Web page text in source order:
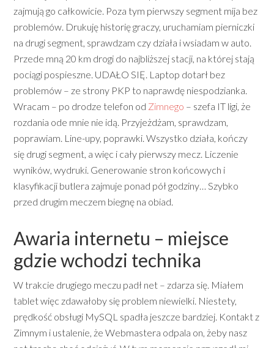
zajmują go całkowicie. Poza tym pierwszy segment mija bez
problemów. Drukuję historię graczy, uruchamiam pierniczki
na drugi segment, sprawdzam czy działa i wsiadam w auto.
Przede mną 20 km drogi do najbliższej stacji, na której stają
pociągi pospieszne. UDAŁO SIĘ. Laptop dotarł bez
problemów – ze strony PKP to naprawdę niespodzianka.
Wracam – po drodze telefon od Zimnego – szefa IT ligi, że
rozdania ode mnie nie idą. Przyjeżdżam, sprawdzam,
poprawiam. Line-upy, poprawki. Wszystko działa, kończy
się drugi segment, a więc i cały pierwszy mecz. Liczenie
wyników, wydruki. Generowanie stron końcowych i
klasyfikacji butlera zajmuje ponad pół godziny… Szybko
przed drugim meczem biegnę na obiad.
Awaria internetu – miejsce
gdzie wchodzi technika
W trakcie drugiego meczu padł net – zdarza się. Miałem
tablet więc zdawałoby się problem niewielki. Niestety,
prędkość obsługi MySQL spadła jeszcze bardziej. Kontakt z
Zimnym i ustalenie, że Webmastera odpala on, żeby nasz